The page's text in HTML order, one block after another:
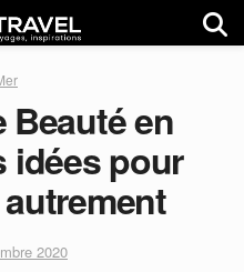
Beauté en
idées pour
2020